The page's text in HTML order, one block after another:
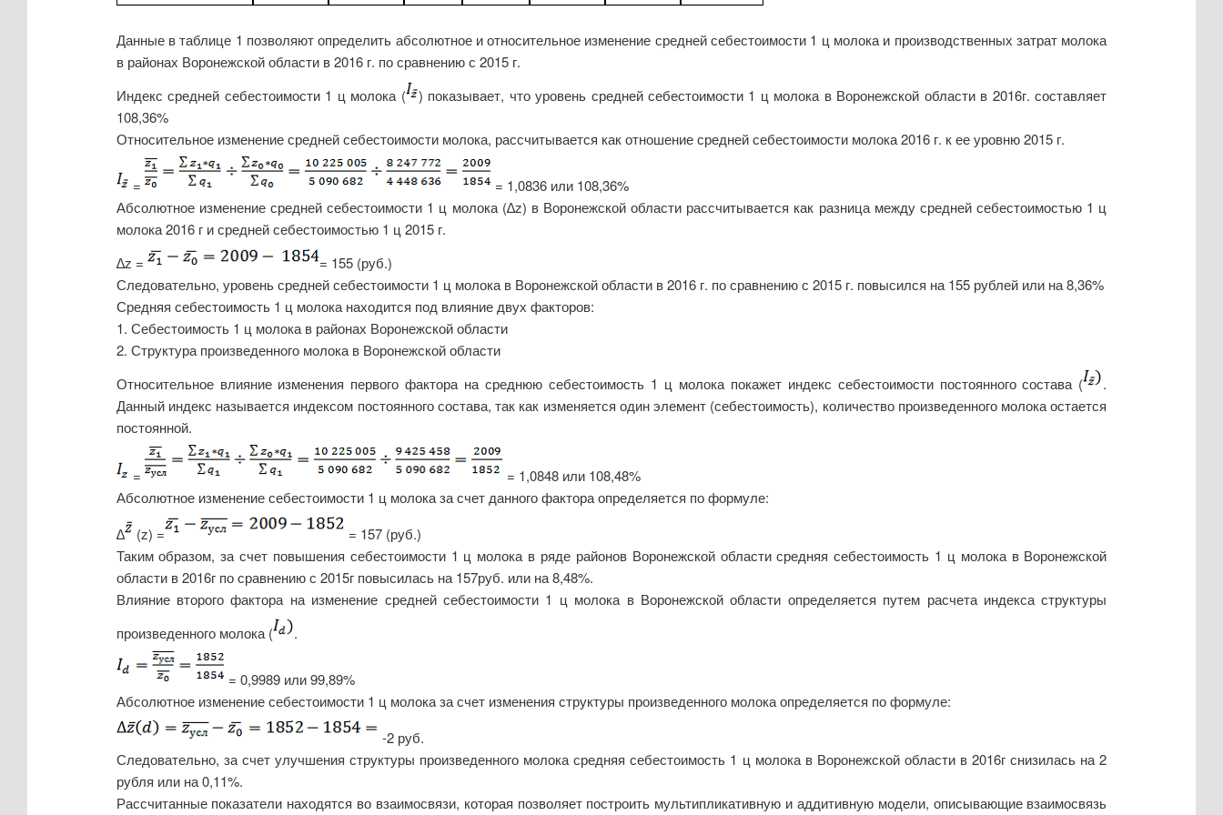
Данные в таблице 1 позволяют определить абсолютное и относительное изменение средней себестоимости 1 ц молока и производственных затрат молока
в районах Воронежской области в 2016 г. по сравнению с 2015 г.
Индекс средней себестоимости 1 ц молока (
) показывает, что уровень средней себестоимости 1 ц молока в Воронежской области в 2016г. составляет
108,36%
Относительное изменение средней себестоимости молока, рассчитывается как отношение средней себестоимости молока 2016 г. к ее уровню 2015 г.
=
= 1,0836 или 108,36%
Абсолютное изменение средней себестоимости 1 ц молока (∆z) в Воронежской области рассчитывается как разница между средней себестоимостью 1 ц
молока 2016 г и средней себестоимостью 1 ц 2015 г.
∆z =
= 155 (руб.)
Следовательно, уровень средней себестоимости 1 ц молока в Воронежской области в 2016 г. по сравнению с 2015 г. повысился на 155 рублей или на 8,36%
Средняя себестоимость 1 ц молока находится под влияние двух факторов:
1. Себестоимость 1 ц молока в районах Воронежской области
2. Структура произведенного молока в Воронежской области
Относительное влияние изменения первого фактора на среднюю себестоимость 1 ц молока покажет индекс себестоимости постоянного состава (
.
Данный индекс называется индексом постоянного состава, так как изменяется один элемент (себестоимость), количество произведенного молока остается
постоянной.
=
= 1,0848 или 108,48%
Абсолютное изменение себестоимости 1 ц молока за счет данного фактора определяется по формуле:
∆
(z) =
= 157 (руб.)
Таким образом, за счет повышения себестоимости 1 ц молока в ряде районов Воронежской области средняя себестоимость 1 ц молока в Воронежской
области в 2016г по сравнению с 2015г повысилась на 157руб. или на 8,48%.
Влияние второго фактора на изменение средней себестоимости 1 ц молока в Воронежской области определяется путем расчета индекса структуры
произведенного молока (
.
= 0,9989 или 99,89%
Абсолютное изменение себестоимости 1 ц молока за счет изменения структуры произведенного молока определяется по формуле:
-2 руб.
Следовательно, за счет улучшения структуры произведенного молока средняя себестоимость 1 ц молока в Воронежской области в 2016г снизилась на 2
рубля или на 0,11%.
Рассчитанные показатели находятся во взаимосвязи, которая позволяет построить мультипликативную и аддитивную модели, описывающие взаимосвязь